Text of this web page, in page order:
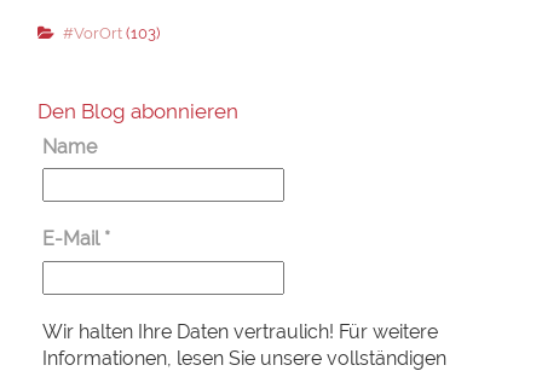
#VorOrt(103)
Den Blog abonnieren
Name
E-Mail *
Wir halten Ihre Daten vertraulich! Für weitere
Informationen, lesen Sie unsere vollständigen